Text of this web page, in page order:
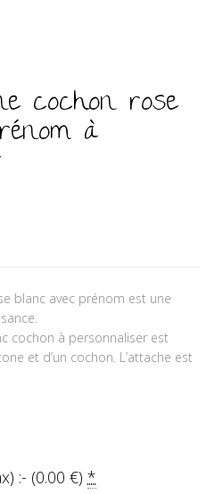
cochon rose
à
blanc avec prénom est une
cochon à personnaliser est
et d’un cochon. L’attache est
:- (0.00€)*